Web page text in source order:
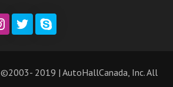
2019 | AutoHallCanada, Inc. All